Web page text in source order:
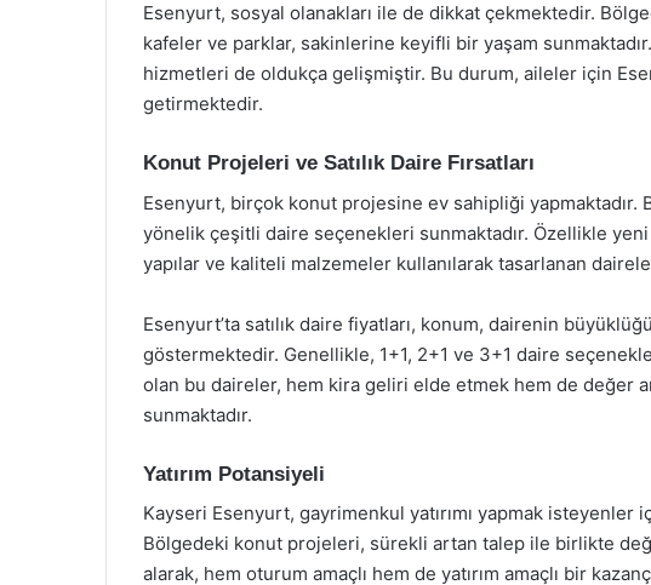
Esenyurt, sosyal olanakları ile de dikkat çekmektedir.
kafeler ve parklar, sakinlerine keyifli bir yaşam
hizmetleri de oldukça gelişmiştir. Bu durum, aileler için
getirmektedir.
Konut Projeleri ve Satılık Daire Fırsatları
Esenyurt, birçok konut projesine ev sahipliği yapmaktadır.
yönelik çeşitli daire seçenekleri sunmaktadır. Özellikle
yapılar ve kaliteli malzemeler kullanılarak tasarlanan
Esenyurt’ta satılık daire fiyatları, konum, dairenin
göstermektedir. Genellikle, 1+1, 2+1 ve 3+1 daire
olan bu daireler, hem kira geliri elde etmek hem de değer
sunmaktadır.
Yatırım Potansiyeli
Kayseri Esenyurt, gayrimenkul yatırımı yapmak
Bölgedeki konut projeleri, sürekli artan talep ile birlikte
alarak, hem oturum amaçlı hem de yatırım amaçlı bir